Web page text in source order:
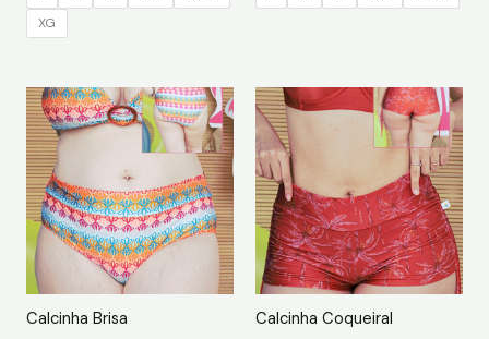
XG
Calcinha Brisa Calcinha Coqueiral